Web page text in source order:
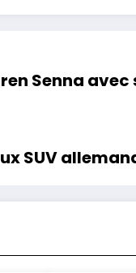
Senna avec
Q4 Lusso : L’alternative aux SUV